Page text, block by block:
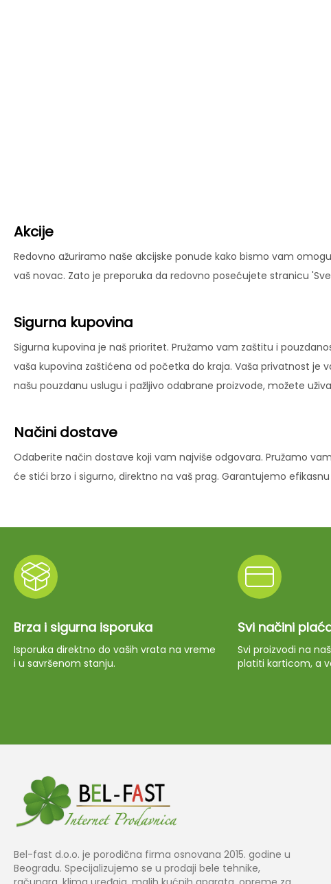
Akcije
Redovno ažuriramo naše akcijske ponude kako bismo vam
vaš novac. Zato je preporuka da redovno posećujete stranicu
Sigurna kupovina
Sigurna kupovina je naš prioritet. Pružamo vam zaštitu i
vaša kupovina zaštićena od početka do kraja. Vaša privatnost je
našu pouzdanu uslugu i pažljivo odabrane proizvode, možete
Načini dostave
Odaberite način dostave koji vam najviše odgovara. Pružamo
će stići brzo i sigurno, direktno na vaš prag. Garantujemo
Brza i sigurna isporuka
Isporuka direktno do vaših vrata na vreme
i u savršenom stanju.
Svi načini
Svi proizvodi na
platiti karticom, a
Bel-fast d.o.o. je porodična firma osnovana 2015. godine u
Beogradu. Specijalizujemo se u prodaji bele tehnike,